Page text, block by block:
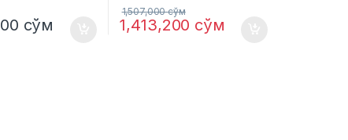
сўм 1,413,200 сўм
1,507,000сўм